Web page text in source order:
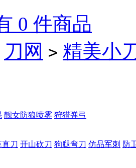
0 件商品
刀网 > 精美小
靓女防狼喷雾 狩猎弹弓
刀 开山砍刀 狗腿弯刀 仿品军刺 防